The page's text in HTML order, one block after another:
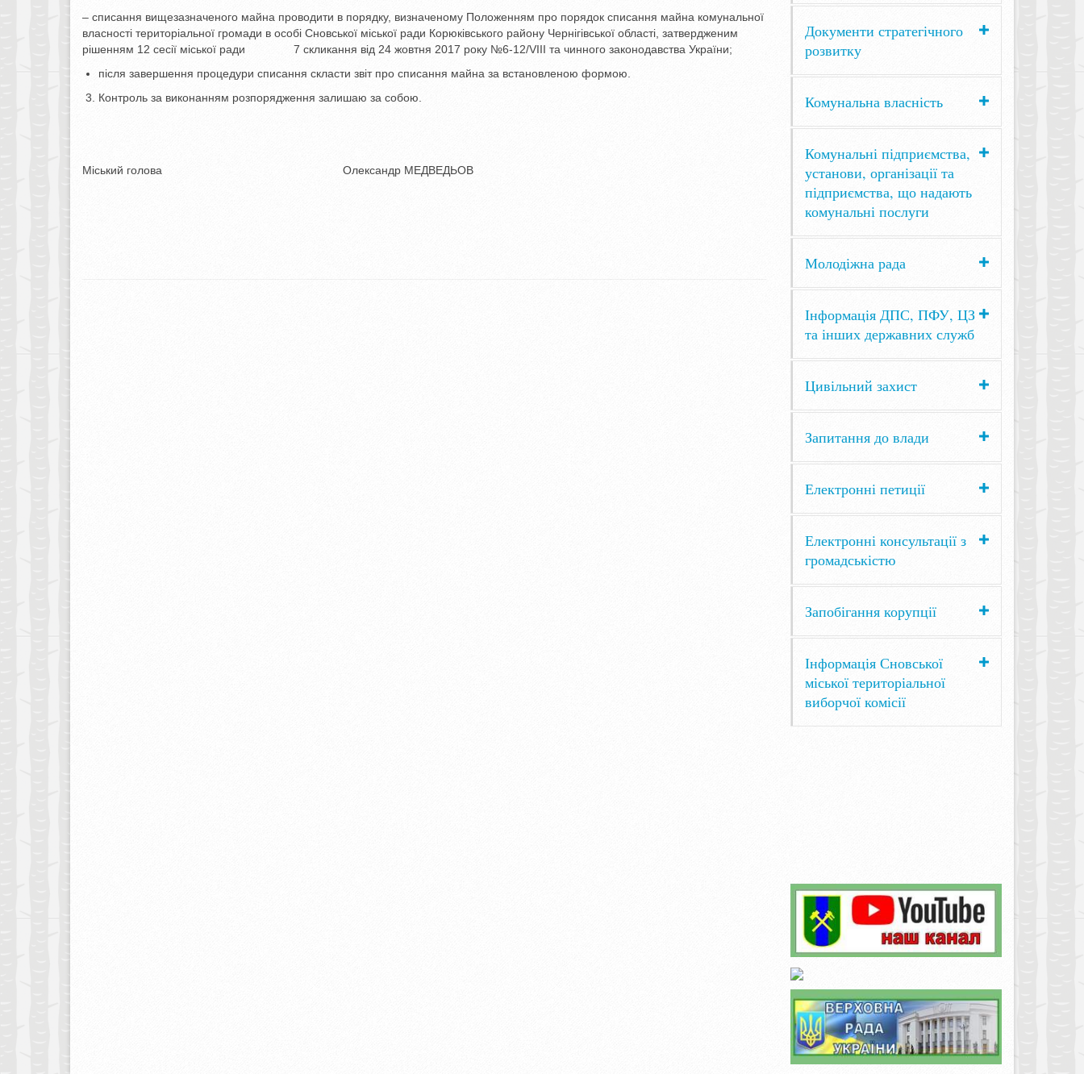
– списання вищезазначеного майна проводити в порядку, визначеному Положенням про порядок списання майна комунальної
власності територіальної громади в особі Сновської міської ради Корюківського району Чернігівської області, затвердженим
рішенням 12 сесії міської ради 7 скликання від 24 жовтня 2017 року №6-12/VIIІ та чинного законодавства України;
після завершення процедури списання скласти звіт про списання майна за встановленою формою.
Контроль за виконанням розпорядження залишаю за собою.
Міський голова Олександр МЕДВЕДЬОВ
Документи стратегічного
розвитку
Комунальна власність
Комунальні підприємства,
установи, організації та
підприємства, що надають
комунальні послуги
Молодіжна рада
Інформація ДПС, ПФУ, ЦЗ
та інших державних служб
Цивільний захист
Запитання до влади
Електронні петиції
Електронні консультації з
громадськістю
Запобігання корупції
Інформація Сновської
міської територіальної
виборчої комісії